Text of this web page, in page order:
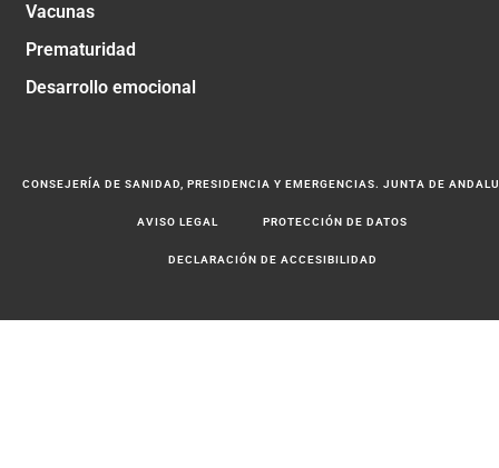
Vacunas
Prematuridad
Desarrollo emocional
CONSEJERÍA DE SANIDAD, PRESIDENCIA Y EMERGENCIAS. JUNTA DE
AVISO LEGAL PROTECCIÓN DE DATOS
DECLARACIÓN DE ACCESIBILIDAD